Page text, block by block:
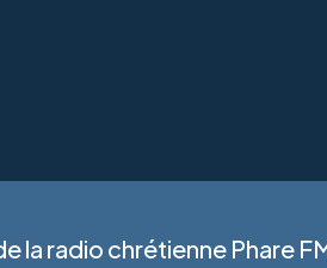
la radio chrétienne Phare